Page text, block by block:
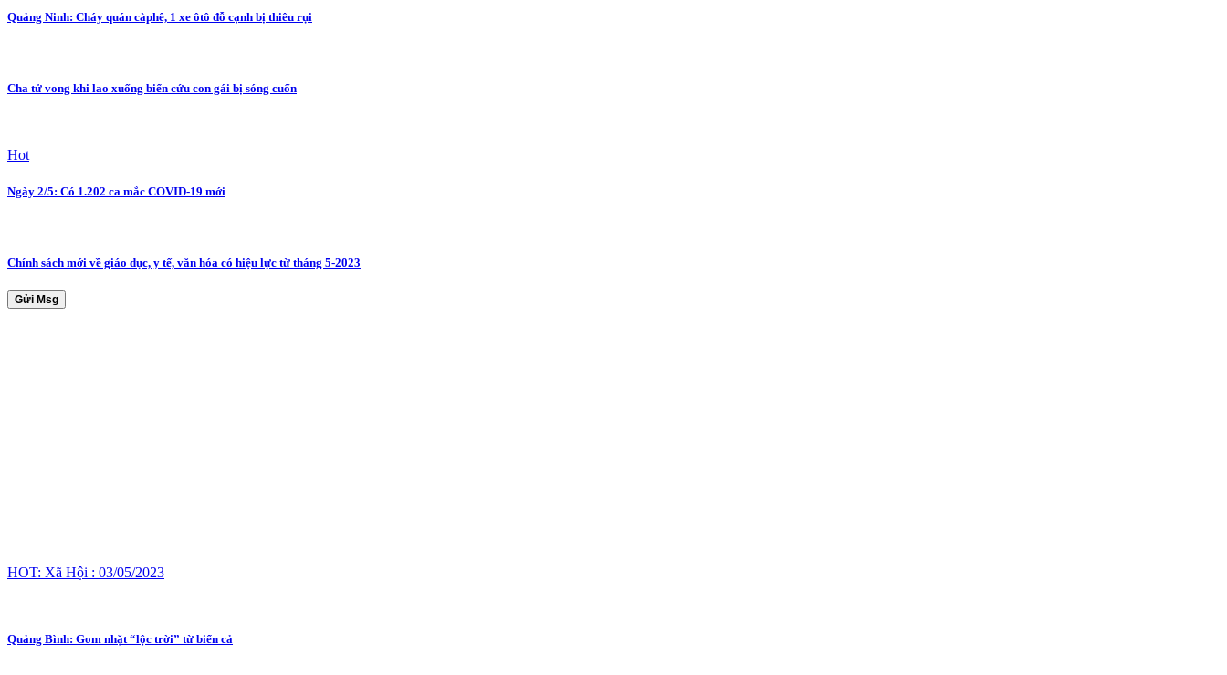
Quảng Ninh: Cháy quán càphê, 1 xe ôtô đỗ cạnh bị thiêu rụi
Cha tử vong khi lao xuống biển cứu con gái bị sóng cuốn
Hot
Ngày 2/5: Có 1.202 ca mắc COVID-19 mới
Chính sách mới về giáo dục, y tế, văn hóa có hiệu lực từ tháng 5-2023
Gửi Msg
HOT: Xã Hội : 03/05/2023
Quảng Bình: Gom nhặt “lộc trời” từ biển cả